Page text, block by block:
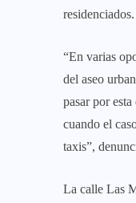
residenciados.
“En varias
del aseo
pasar por
cuando el
taxis”,
La calle Las